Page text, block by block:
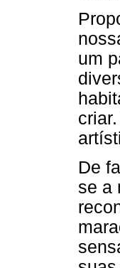
um
De
se a